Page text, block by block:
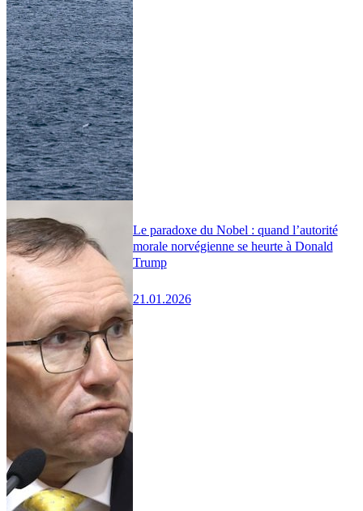
Le paradoxe du Nobel : quand l’autorité
morale norvégienne se heurte à Donald
Trump
21.01.2026